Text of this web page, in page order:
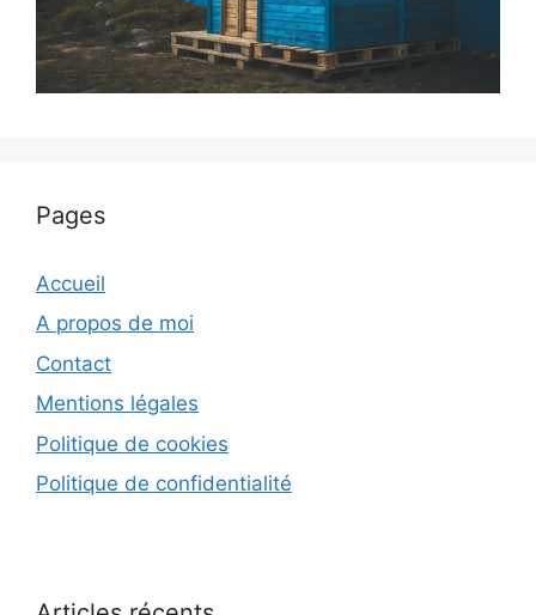
Pages
Accueil
A propos de moi
Contact
Mentions légales
Politique de cookies
Politique de confidentialité